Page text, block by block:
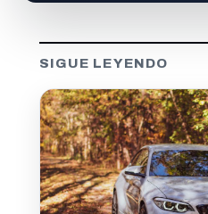
SIGUE LEYENDO